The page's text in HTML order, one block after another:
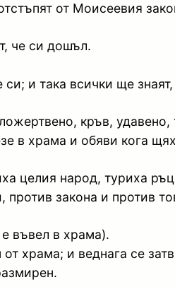
от Моисеевия
че си дошъл.
и така всички ще
кръв,
в храма и обяви кога
целия народ, туриха
закона и против
въвел в храма).
храма; и веднага се